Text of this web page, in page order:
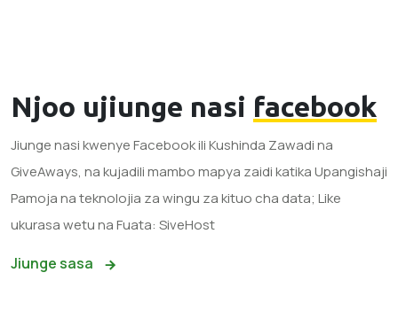
Njoo ujiunge nasi facebook
Jiunge nasi kwenye Facebook ili Kushinda Zawadi na
GiveAways, na kujadili mambo mapya zaidi katika Upangishaji
Pamoja na teknolojia za wingu za kituo cha data; Like
ukurasa wetu na Fuata: SiveHost
Jiunge sasa